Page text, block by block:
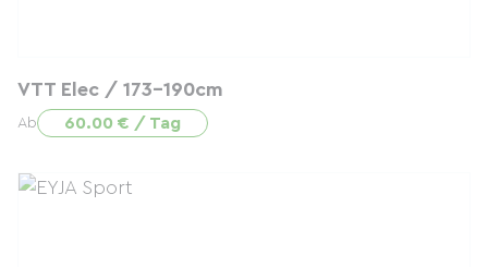
VTT Elec / 173-190cm
Ab 60.00 € / Tag